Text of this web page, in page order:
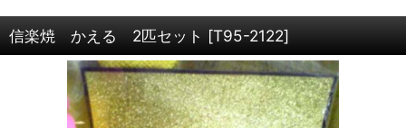
信楽焼 かえる 2匹セット [T95-2122]